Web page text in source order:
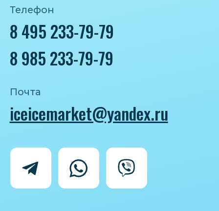
Политика конфиденциальности
Согласие на обработку персональных
данных